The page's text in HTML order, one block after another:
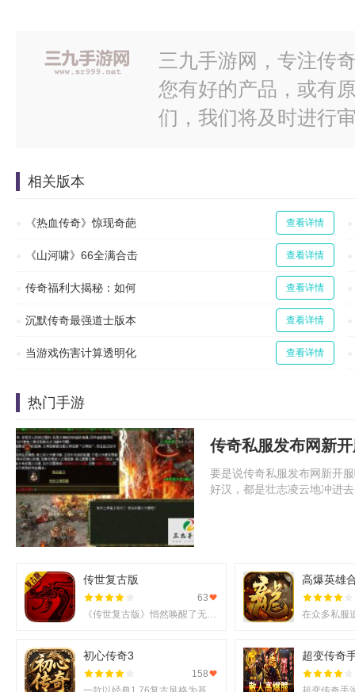
三九手游网，专注传
您有好的产品，或有
们，我们将及时进行
相关版本
查看详情
《热血传奇》惊现奇葩
查看详情
《山河啸》66全满合击
查看详情
传奇福利大揭秘：如何
查看详情
沉默传奇最强道士版本
查看详情
当游戏伤害计算透明化
热门手游
传奇私服发布网新
要是说传奇私服发布网新开
好汉，都是壮志凌云地冲进
传世复古版
《传世复古版》悄然唤醒了无数老玩家的热血记忆，它不仅还原了那份熟悉的战斗激情，更在移动端上实现了诸多
63
高爆英雄
初心传奇3
158
超变传奇